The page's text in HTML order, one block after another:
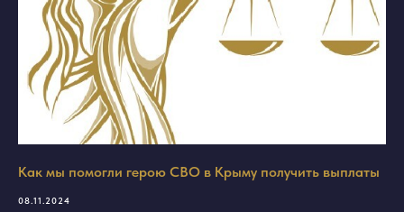
Как мы помогли герою СВО в Крыму получить выплаты
08.11.2024